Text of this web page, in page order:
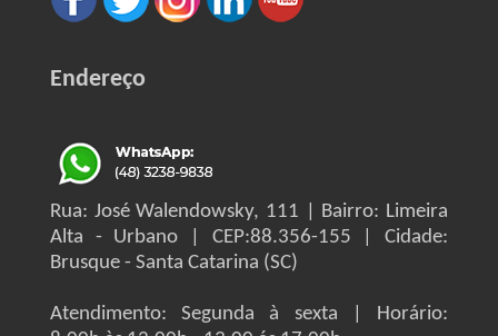
Endereço
Rua: José Walendowsky, 111 | Bairro: Limeira
Alta - Urbano | CEP:88.356-155 | Cidade:
Brusque - Santa Catarina (SC)
Atendimento: Segunda à sexta | Horário: